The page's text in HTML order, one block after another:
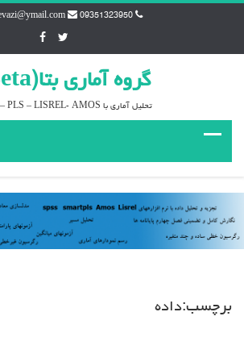
09351323950
گروه آماري بتا(Beta)
تحليل آماري با SPSS – PLS – LISREL- AMOS
برچسب:داده